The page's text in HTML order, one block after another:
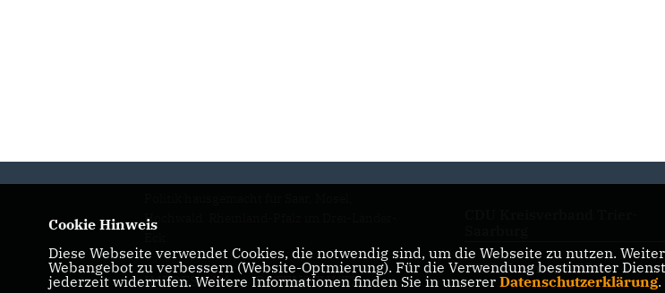
Hochwald. Rheinland-Pfalz im Drei-Länder-
IMPRESSUM DATENSCHUTZ
CDU Rheinland-Pfalz
Cookie Hinweis
Diese Webseite verwendet Cookies, die notwendig sind, um die Webseite zu nutzen.
Webangebot zu verbessern (Website-Optmierung). Für die Verwendung bestimmter
jederzeit widerrufen. Weitere Informationen finden Sie in unserer Datenschutzerklärung.